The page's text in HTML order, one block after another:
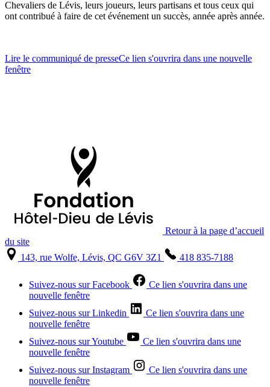
Chevaliers de Lévis, leurs joueurs, leurs partisans et tous ceux qui
ont contribué à faire de cet événement un succès, année après année.
Lire le communiqué de presseCe lien s'ouvrira dans une nouvelle
fenêtre
Retour à la page d’accueil
du site
143, rue Wolfe, Lévis, QC G6V 3Z1
418 835-7188
Suivez-nous sur Facebook
Ce lien s'ouvrira dans une
nouvelle fenêtre
Suivez-nous sur Linkedin
Ce lien s'ouvrira dans une
nouvelle fenêtre
Suivez-nous sur Youtube
Ce lien s'ouvrira dans une
nouvelle fenêtre
Suivez-nous sur Instagram
Ce lien s'ouvrira dans une
nouvelle fenêtre